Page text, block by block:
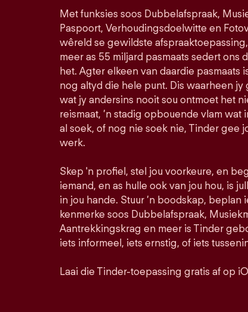
Met funksies soos Dubbelafspraak,
Paspoort, Verhoudingsdoelwitte en
wêreld se gewildste
meer as 55 miljard pasmaats sedert ons
het. Agter elkeen van daardie pasmaats
nog altyd die hele punt. Dis waarheen jy
wat jy andersins nooit sou ontmoet het
reismaat, ’n stadig opbouende vlam wat
al soek, of nog nie soek nie, Tinder gee
werk.
Skep 'n profiel, stel jou voorkeure, en
iemand, en as hulle ook van jou hou, is
in jou hande. Stuur ’n boodskap, beplan
kenmerke soos Dubbelafspraak,
Aantrekkingskrag en meer is Tinder
iets informeel, iets ernstig, of iets
Laai die Tinder-toepassing gratis af op